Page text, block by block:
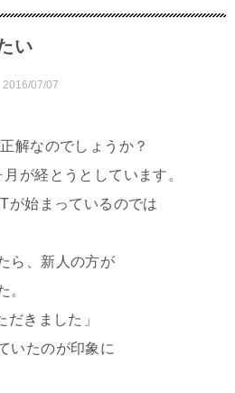
い
2016/07/07
解なのでしょうか？
が経とうとしています。
が始まっているのでは
ら、新人の方が
。
だきました」
いたのが印象に